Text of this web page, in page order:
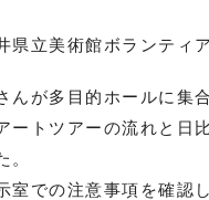
県立美術館ボランティ
んが多目的ホールに集
ートツアーの流れと日
。
室での注意事項を確認